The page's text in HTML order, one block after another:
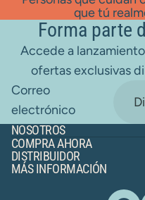
que tú
Forma parte
Accede a
ofertas exclusivas
Correo
electrónico
NOSOTROS
COMPRA AHORA
DISTRIBUIDOR
MÁS INFORMACIÓN